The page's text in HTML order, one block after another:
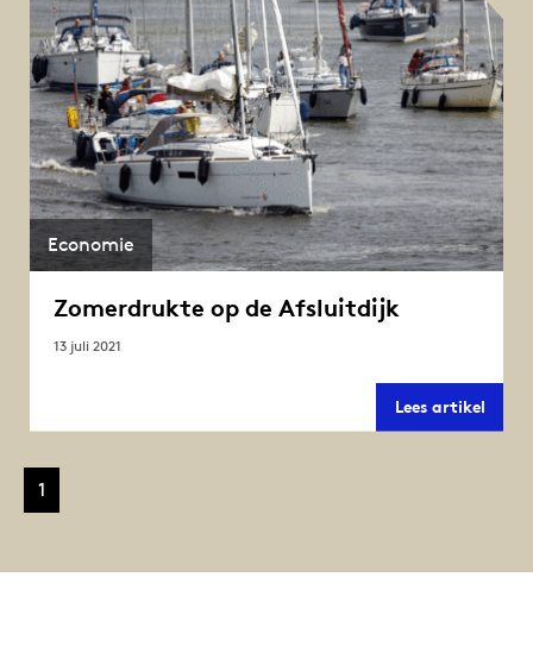
Zomerdrukte op de Afsluitdijk
13 juli 2021
Lees artikel
Economie
1